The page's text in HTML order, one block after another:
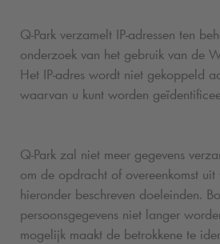
Q-Park verzamelt IP-adressen ten
onderzoek van het gebruik van de
Het IP-adres wordt niet gekoppeld
waarvan u kunt worden
Q-Park zal niet meer gegevens
om de opdracht of overeenkomst
hieronder beschreven doeleinden.
persoonsgegevens niet langer
mogelijk maakt de betrokkene te